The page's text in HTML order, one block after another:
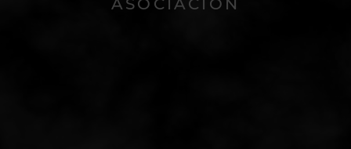
ASOCIACIÓN